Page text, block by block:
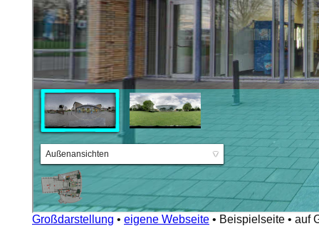
Großdarstellung • eigene Webseite • Beispielseite • auf